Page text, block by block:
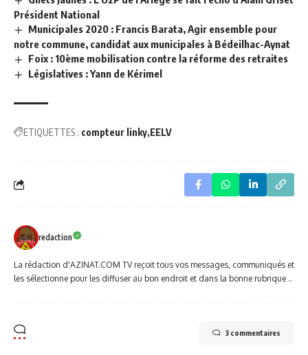
Président National
Municipales 2020 : Francis Barata, Agir ensemble pour
notre commune, candidat aux municipales à Bédeilhac-Aynat
Foix : 10ème mobilisation contre la réforme des retraites
Législatives : Yann de Kérimel
ETIQUETTES : compteur linky EELV
redaction
La rédaction d'AZINAT.COM TV reçoit tous vos messages, communiqués et
les sélectionne pour les diffuser au bon endroit et dans la bonne rubrique ..
3 commentaires